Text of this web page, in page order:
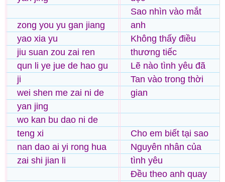
zong you yu gan jiang
yao xia yu
jiu suan zou zai ren
qun li ye jue de hao gu
ji
wei shen me zai ni de
yan jing
wo kan bu dao ni de
teng xi
nan dao ai yi rong hua
zai shi jian li
Sao nhìn vào mắt
anh
Không thấy điều
thương tiếc
Lẽ nào tình yêu đã
Tan vào trong thời
gian
Cho em biết tại sao
Nguyên nhân của
tình yêu
Đều theo anh quay